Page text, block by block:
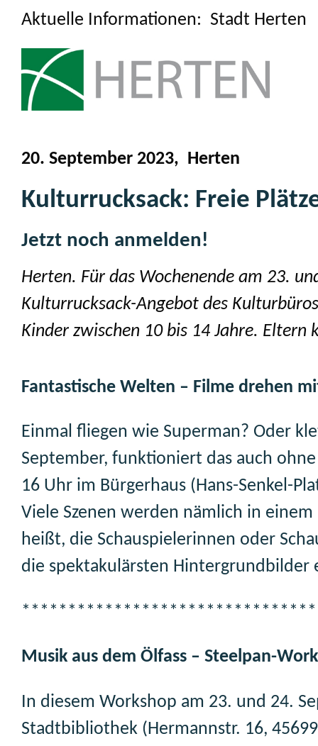
Aktuelle Informationen: Stadt Herten
20. September 2023, Herten
Kulturrucksack: Freie
Jetzt noch anmelden!
Herten. Für das Wochenende am 23.
Kulturrucksack-Angebot des
Kinder zwischen 10 bis 14 Jahre.
Fantastische Welten – Filme drehen
Einmal fliegen wie Superman? Oder
September, funktioniert das auch
16 Uhr im Bürgerhaus (Hans-Senkel-
Viele Szenen werden nämlich in
heißt, die Schauspielerinnen oder
die spektakulärsten Hintergrundbilder
Musik aus dem Ölfass – Steelpan-
In diesem Workshop am 23. und 24.
Stadtbibliothek (Hermannstr. 16,